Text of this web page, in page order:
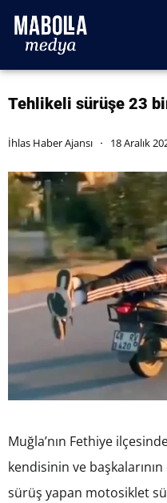
Tehlikeli sürüşe 23
İhlas Haber Ajansı 18 Aralık
Muğla’nın Fethiye
kendisinin ve
sürüş yapan motosiklet